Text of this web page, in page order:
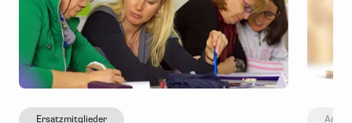
Ersatzmitglieder